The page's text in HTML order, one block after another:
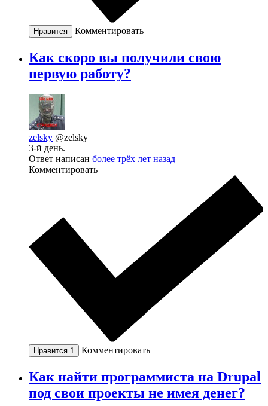
Нравится Комментировать
Как скоро вы получили свою
первую работу?
zelsky @zelsky
3-й день.
Ответ написан более трёх лет назад
Комментировать
Нравится 1 Комментировать
Как найти программиста на Drupal
под свои проекты не имея денег?